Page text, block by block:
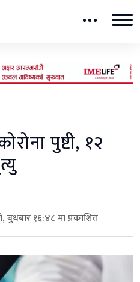
पुष्टी, १२
१६:४८ मा प्रकाशित